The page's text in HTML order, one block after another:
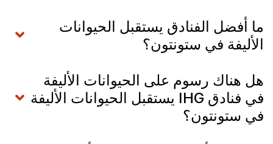
ما أفضل الفنادق يستقبل الحيوانات
الأليفة في ستونتون؟
هل هناك رسوم على الحيوانات الأليفة
في فنادق IHG يستقبل الحيوانات الأليفة
في ستونتون؟